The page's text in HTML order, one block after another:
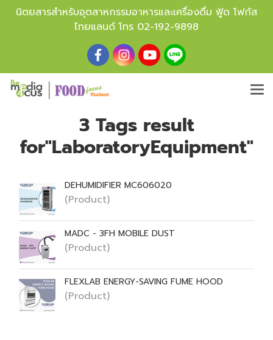
นิตยสารสำหรับอุตสาหกรรมอาหารและเครื่องดื่ม ฟู้ด โฟกัส
ไทยแลนด์ โทร 02-192-9898
3 Tags result
for"LaboratoryEquipment"
DEHUMIDIFIER MC606020
(Product)
MADC - 3FH MOBILE DUST
(Product)
FLEXLAB ENERGY-SAVING FUME HOOD
(Product)